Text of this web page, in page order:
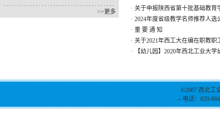
>>更多 · 关于申报陕西省第十批基础教育
· 2024年度省级教学名师推荐人选
· 重 要 通 知
· 关于2021年西工大在编在职教
·
【幼儿园】2020年西北工业大
©2007 西北工
-- 电话：029-